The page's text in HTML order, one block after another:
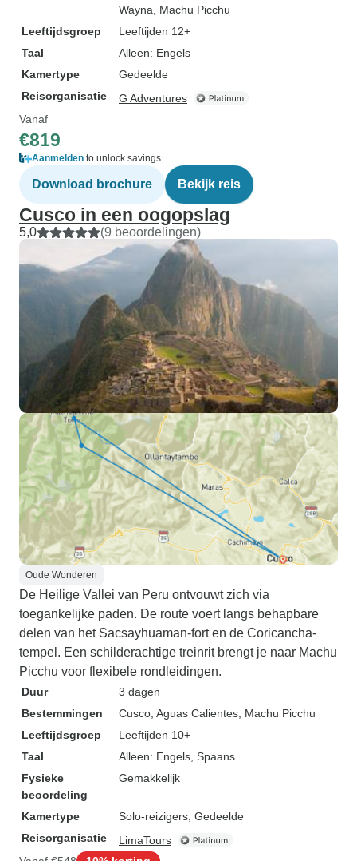
Wayna , Machu Picchu
Leeftijdsgroep
Leeftijden 12+
Taal
Alleen: Engels
Kamertype
Gedeelde
Reisorganisatie
G Adventures
Vanaf
€819
Aanmelden to unlock savings
Download brochure Bekijk reis
Cusco in een oogopslag
5,0 (9 beoordelingen)
Oude Wonderen
De Heilige Vallei van Peru ontvouwt zich via
toegankelijke paden. De route voert langs behapbare
delen van het Sacsayhuaman-fort en de Coricancha-
tempel. Een schilderachtige treinrit brengt je naar Machu
Picchu voor flexibele rondleidingen.
Duur
3 dagen
Bestemmingen
Cusco , Aguas Calientes , Machu Picchu
Leeftijdsgroep
Leeftijden 10+
Taal
Alleen: Engels, Spaans
Fysieke
beoordeling
Gemakkelijk
Kamertype
Solo-reizigers, Gedeelde
Reisorganisatie
LimaTours